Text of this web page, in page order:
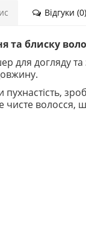
Відгуки (0)
та блиску
для догляду
волосся,